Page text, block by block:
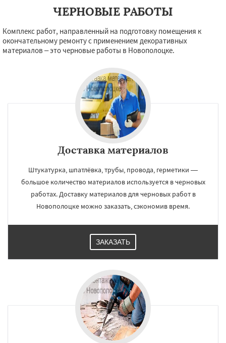
Работаем по
×
Глубокое Лепель
Верхнедвинск
Дубровно Миоры
Сенно Толочин Чашники
ЧЕРНОВЫЕ РАБОТЫ
Комплекс работ, направленный на подготовку помещения к
окончательному ремонту с применением декоративных
материалов – это черновые работы в Новополоцке.
Доставка материалов
Штукатурка, шпатлёвка, трубы, провода, герметики —
большое количество материалов используется в черновых
работах. Доставку материалов для черновых работ в
Новополоцке можно заказать, сэкономив время.
ЗАКАЗАТЬ
УЗНАТЬ ПОДРОБНЕЕ ×